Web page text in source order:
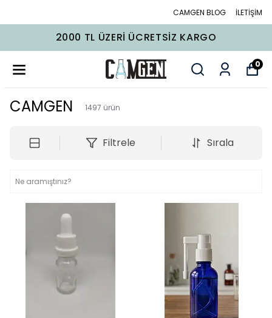
CAMGEN BLOG İLETİŞİM
2000 TL ÜZERI ÜCRETSIZ KARGO
0
CAMGEN 1497 ürün
Filtrele Sırala